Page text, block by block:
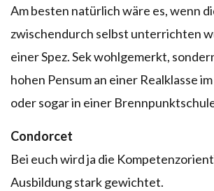
Am besten natürlich wäre es, wenn
zwischendurch selbst unterrichten
einer Spez. Sek wohlgemerkt,
hohen Pensum an einer Realklasse
oder sogar in einer
Condorcet
Bei euch wird ja die
Ausbildung stark gewichtet.